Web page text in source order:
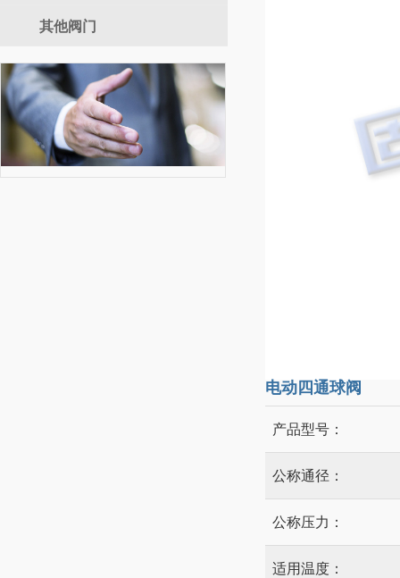
气动闸阀
其他阀门
电动四通球阀
产品型号：
公称通径：
公称压力：
适用温度：